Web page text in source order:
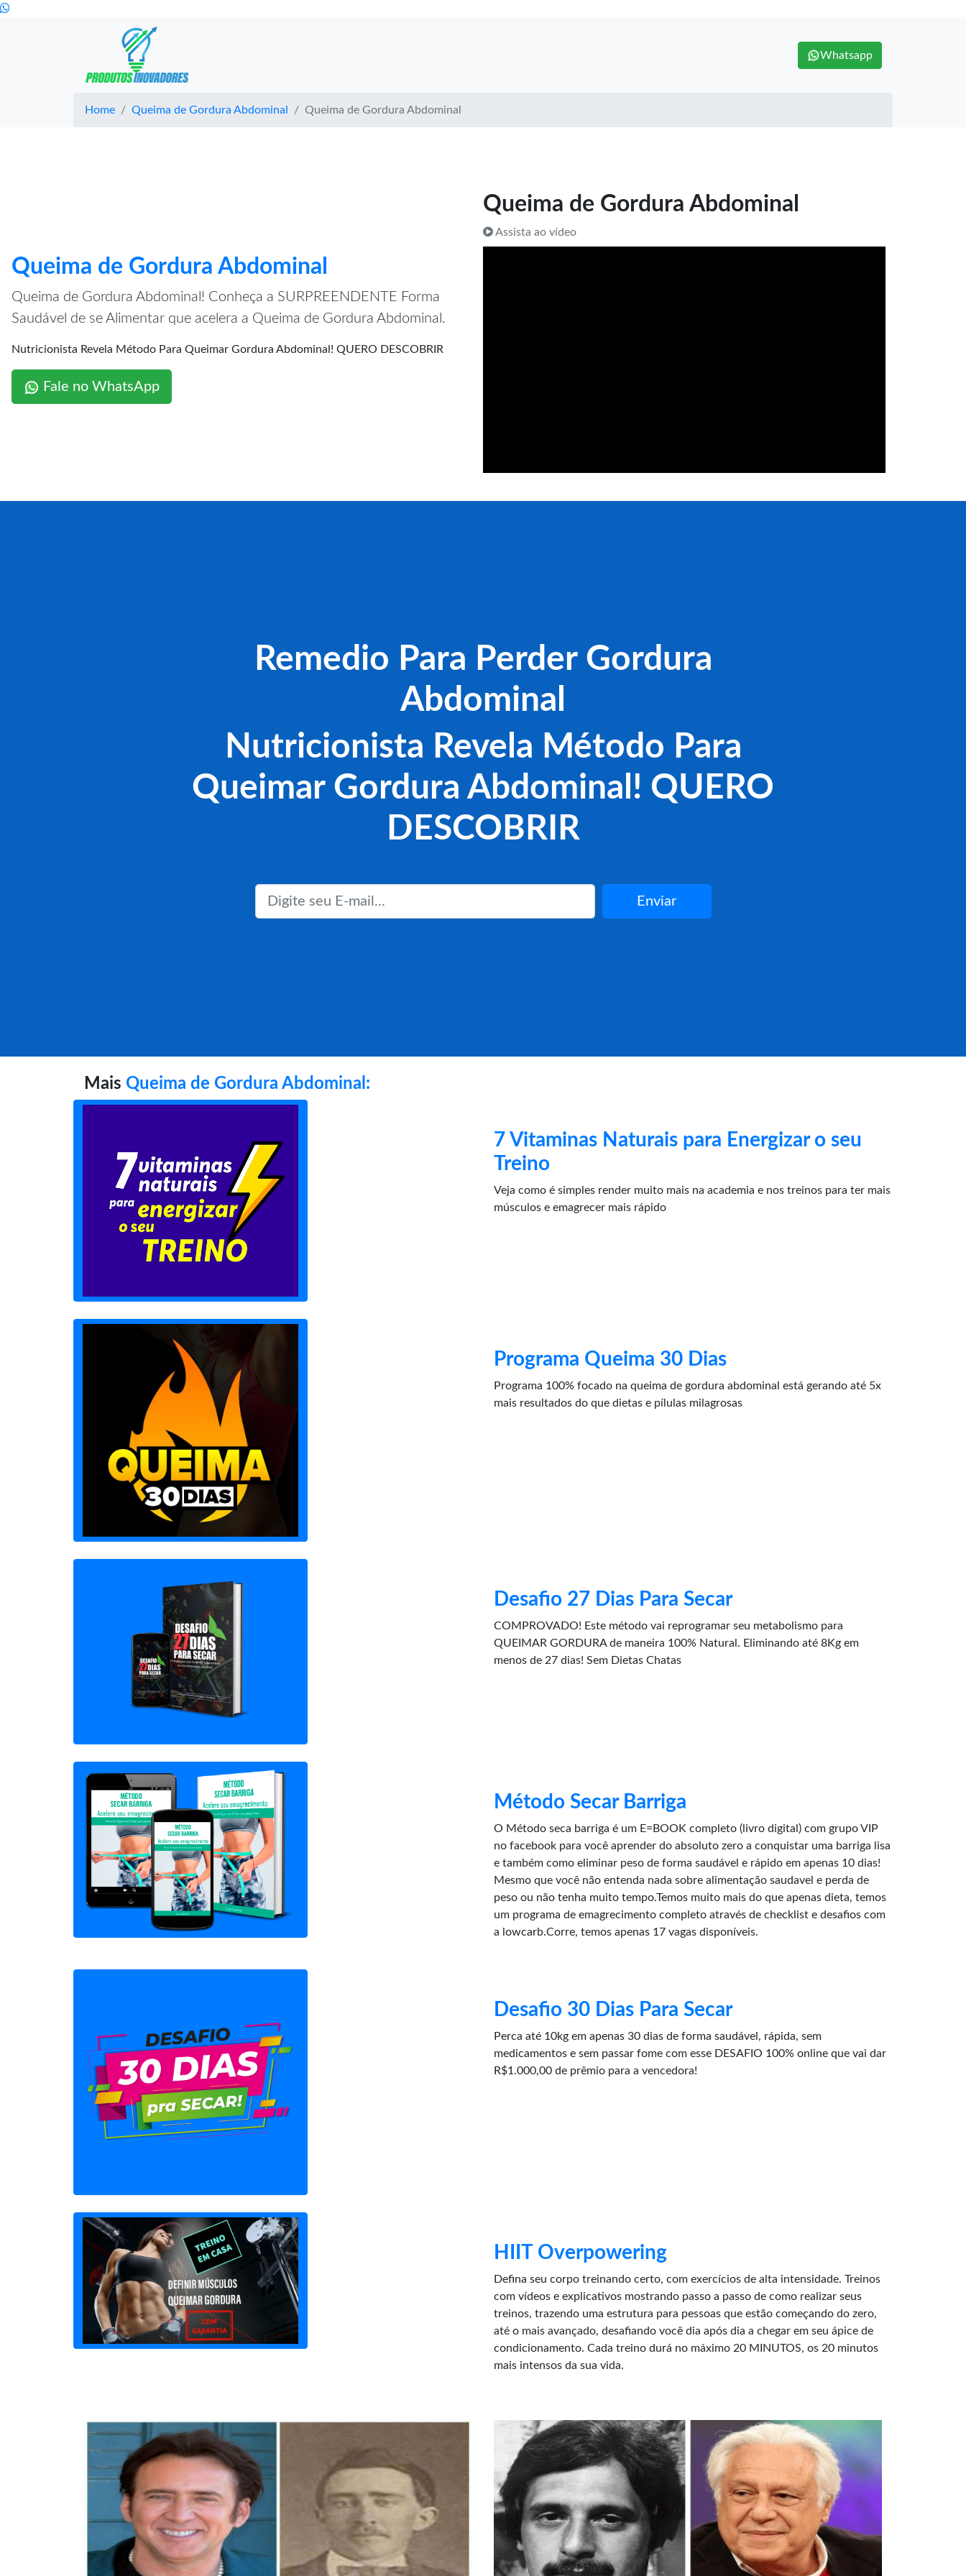
Whatsapp
Home Queima de Gordura Abdominal Queima de Gordura Abdominal
Queima de Gordura Abdominal
Assista ao vídeo
Queima de Gordura Abdominal
Queima de Gordura Abdominal! Conheça a SURPREENDENTE Forma
Saudável de se Alimentar que acelera a Queima de Gordura Abdominal.
Nutricionista Revela Método Para Queimar Gordura Abdominal! QUERO DESCOBRIR
Fale no WhatsApp
Remedio Para Perder Gordura
Abdominal
Nutricionista Revela Método Para
Queimar Gordura Abdominal! QUERO
DESCOBRIR
Enviar
Mais Queima de Gordura Abdominal:
7 Vitaminas Naturais para Energizar o seu
Treino
Veja como é simples render muito mais na academia e nos treinos para ter mais
músculos e emagrecer mais rápido
Programa Queima 30 Dias
Programa 100% focado na queima de gordura abdominal está gerando até 5x
mais resultados do que dietas e pílulas milagrosas
Desafio 27 Dias Para Secar
COMPROVADO! Este método vai reprogramar seu metabolismo para
QUEIMAR GORDURA de maneira 100% Natural. Eliminando até 8Kg em
menos de 27 dias! Sem Dietas Chatas
Método Secar Barriga
O Método seca barriga é um E=BOOK completo (livro digital) com grupo VIP
no facebook para você aprender do absoluto zero a conquistar uma barriga lisa
e também como eliminar peso de forma saudável e rápido em apenas 10 dias!
Mesmo que você não entenda nada sobre alimentação saudavel e perda de
peso ou não tenha muito tempo.Temos muito mais do que apenas dieta, temos
um programa de emagrecimento completo através de checklist e desafios com
a lowcarb.Corre, temos apenas 17 vagas disponíveis.
Desafio 30 Dias Para Secar
Perca até 10kg em apenas 30 dias de forma saudável, rápida, sem
medicamentos e sem passar fome com esse DESAFIO 100% online que vai dar
R$1.000,00 de prêmio para a vencedora!
HIIT Overpowering
Defina seu corpo treinando certo, com exercícios de alta intensidade. Treinos
com vídeos e explicativos mostrando passo a passo de como realizar seus
treinos, trazendo uma estrutura para pessoas que estão começando do zero,
até o mais avançado, desafiando você dia após dia a chegar em seu ápice de
condicionamento. Cada treino durá no máximo 20 MINUTOS, os 20 minutos
mais intensos da sua vida.